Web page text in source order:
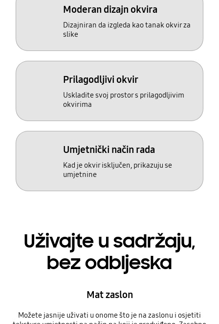
Moderan dizajn okvira
Dizajniran da izgleda kao tanak okvir za
slike
Prilagodljivi okvir
Uskladite svoj prostor s prilagodljivim
okvirima
Umjetnički način rada
Kad je okvir isključen, prikazuju se
umjetnine
Uživajte u sadržaju,
bez odbljeska
Mat zaslon
Možete jasnije uživati u onome što je na zaslonu i osjetiti